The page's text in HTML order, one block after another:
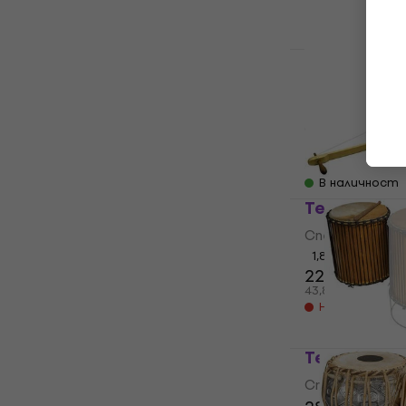
Terre
26,80 €
52,42 лв
В наличност
Terre 70cm
Специална
1,8 /5
22,40 €
43,81 лв
Не е в
Terre Teak
Специална